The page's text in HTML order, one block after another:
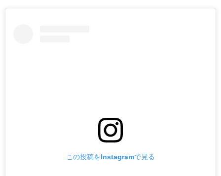
この投稿をInstagramで見る